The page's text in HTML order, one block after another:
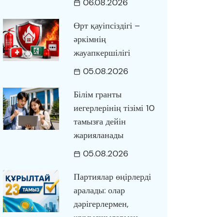
06.08.2026
Өрт қауіпсіздігі –
әркімнің
жауапкершілігі
05.08.2026
Білім гранты
иегерлерінің тізімі 10
тамызға дейін
жарияланады
05.08.2026
Партиялар өңірлерді
аралады: олар
дәрігерлермен,